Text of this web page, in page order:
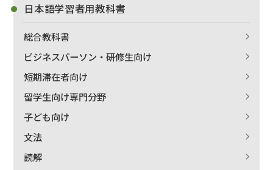
日本語学習者用教科書
総合教科書
ビジネスパーソン・研修生向け
短期滞在者向け
留学生向け専門分野
子ども向け
文法
読解